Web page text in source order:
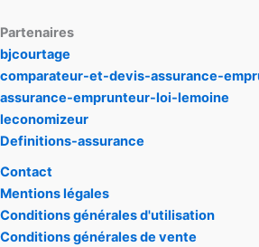
Partenaires
bjcourtage
comparateur-et-devis-assurance-
assurance-emprunteur-loi-lemoine
leconomizeur
Definitions-assurance
Contact
Mentions légales
Conditions générales d'utilisation
Conditions générales de vente